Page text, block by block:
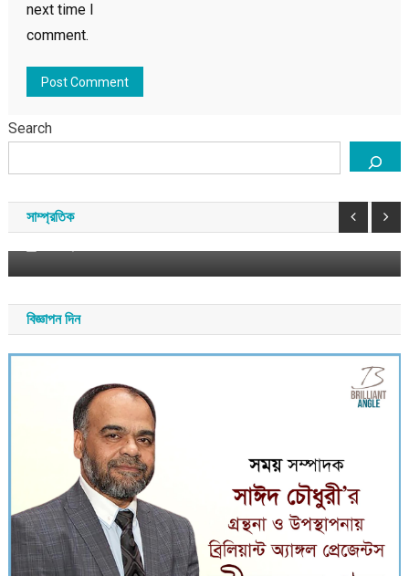
next time I
comment.
Search
সাম্প্রতিক
শেখ হাসিনার পতনের আগের ৭২ ঘণ্টার পরিস্থিতি কেমন ছিল
বিজ্ঞাপন দিন